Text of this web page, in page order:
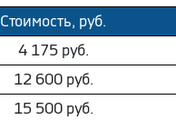
Стоимость, руб.
4 175 руб.
12 600 руб.
15 500 руб.